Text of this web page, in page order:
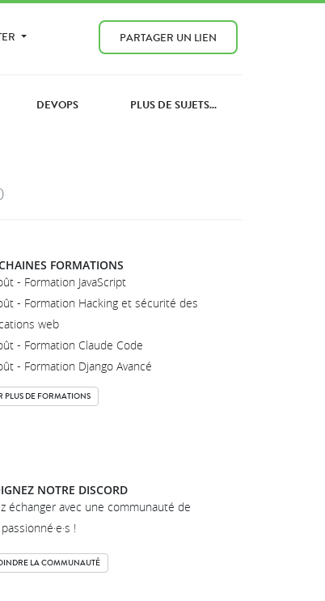
PARTAGER UN LIEN
DEVOPS PLUS DE SUJETS...
FORMATIONS
- Formation JavaScript
- Formation Hacking et sécurité des
web
- Formation Claude Code
- Formation Django Avancé
PLUS DE FORMATIONS
NOTRE DISCORD
échanger avec une communauté de
!
LA COMMUNAUTÉ